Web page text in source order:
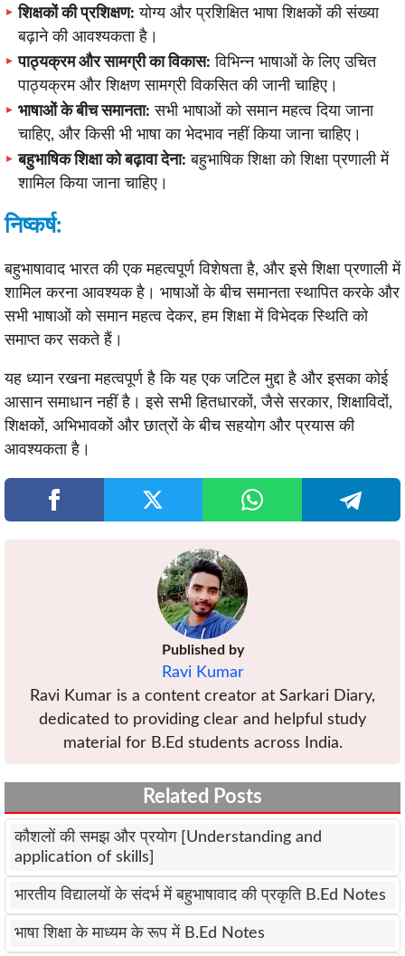
शिक्षकों की प्रशिक्षण: योग्य और प्रशिक्षित भाषा शिक्षकों की संख्या
बढ़ाने की आवश्यकता है।
पाठ्यक्रम और सामग्री का विकास: विभिन्न भाषाओं के लिए उचित
पाठ्यक्रम और शिक्षण सामग्री विकसित की जानी चाहिए।
भाषाओं के बीच समानता: सभी भाषाओं को समान महत्व दिया जाना
चाहिए, और किसी भी भाषा का भेदभाव नहीं किया जाना चाहिए।
बहुभाषिक शिक्षा को बढ़ावा देना: बहुभाषिक शिक्षा को शिक्षा प्रणाली में
शामिल किया जाना चाहिए।
निष्कर्ष:
बहुभाषावाद भारत की एक महत्वपूर्ण विशेषता है, और इसे शिक्षा प्रणाली में
शामिल करना आवश्यक है। भाषाओं के बीच समानता स्थापित करके और
सभी भाषाओं को समान महत्व देकर, हम शिक्षा में विभेदक स्थिति को
समाप्त कर सकते हैं।
यह ध्यान रखना महत्वपूर्ण है कि यह एक जटिल मुद्दा है और इसका कोई
आसान समाधान नहीं है। इसे सभी हितधारकों, जैसे सरकार, शिक्षाविदों,
शिक्षकों, अभिभावकों और छात्रों के बीच सहयोग और प्रयास की
आवश्यकता है।
Published by
Ravi Kumar
Ravi Kumar is a content creator at Sarkari Diary,
dedicated to providing clear and helpful study
material for B.Ed students across India.
Related Posts
कौशलों की समझ और प्रयोग [Understanding and
application of skills]
भारतीय विद्यालयों के संदर्भ में बहुभाषावाद की प्रकृति B.Ed Notes
भाषा शिक्षा के माध्यम के रूप में B.Ed Notes